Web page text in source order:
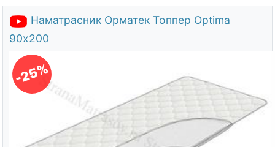
Наматрасник Орматек Топпер Optima
90х200
-25%